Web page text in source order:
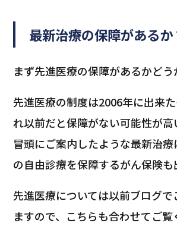
最新治療の保障があるか
まず先進医療の保障があるかどう
先進医療の制度は2006年に出来
れ以前だと保障がない可能性が高
冒頭にご案内したような最新治療
の自由診療を保障するがん保険も
先進医療については以前ブログで
ますので、こちらも合わせてご覧